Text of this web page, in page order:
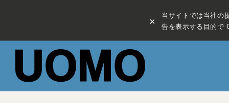
×
当サイトでは当社の
告を表示する目的で